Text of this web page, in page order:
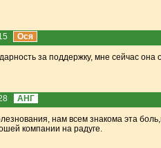
Ося
за поддержку, мне сейчас она
АНГ
нам всем знакома эта
компании на радуге.